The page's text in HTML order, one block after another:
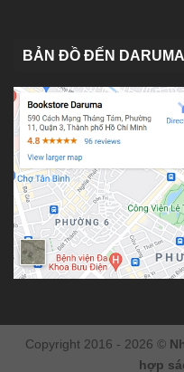
BẢN ĐỒ ĐẾN DARUMA
Copyright 2016 - 2026 ©
hợp